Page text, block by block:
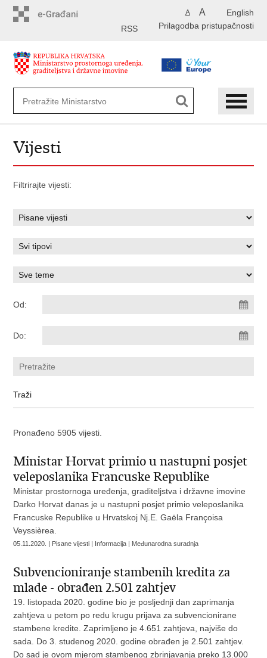
English
A A
Prilagodba pristupačnosti
RSS
Vijesti
Filtrirajte vijesti:
Od:
Do:
Pronađeno 5905 vijesti.
Ministar Horvat primio u nastupni posjet
veleposlanika Francuske Republike
​Ministar prostornoga uređenja, graditeljstva i državne imovine
Darko Horvat danas je u nastupni posjet primio veleposlanika
Francuske Republike u Hrvatskoj Nj.E. Gaëla Françoisa
Veyssièrea.
05.11.2020. | Pisane vijesti | Informacija | Međunarodna suradnja
Subvencioniranje stambenih kredita za
mlade - obrađen 2.501 zahtjev
19. listopada 2020. godine bio je posljednji dan zaprimanja
zahtjeva u petom po redu krugu prijava za subvencionirane
stambene kredite. Zaprimljeno je 4.651 zahtjeva, najviše do
sada. Do 3. studenog 2020. godine obrađen je 2.501 zahtjev.
Do sad je ovom mjerom stambenog zbrinjavanja preko 13.000